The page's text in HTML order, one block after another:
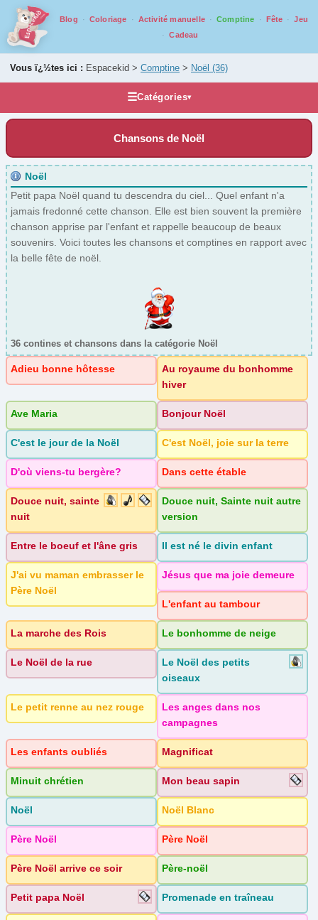
Blog Coloriage Activité manuelle Comptine Fête
Jeu
Cadeau
Vous ï¿½tes ici : Espacekid > Comptine > Noël (36)
☰Catégories▾
Les chansons
Autres(1)
Eau(19)
Famille(4)
Fete(1)
Métier(1)
Paysage(3)
Personnage(37)
Saison(22)
Transport
Chansons de Noël
Noël
Petit papa Noël quand tu descendra du ciel... Quel enfant n'a
jamais fredonné cette chanson. Elle est bien souvent la première
chanson apprise par l'enfant et rappelle beaucoup de beaux
souvenirs. Voici toutes les chansons et comptines en rapport avec
la belle fête de noël.
36 contines et chansons dans la catégorie Noël
Adieu bonne hôtesse
Au royaume du bonhomme
hiver
Ave Maria Bonjour Noël
C'est le jour de la Noël C'est Noël, joie sur la terre
D'où viens-tu bergère? Dans cette étable
Douce nuit, sainte
nuit
Douce nuit, Sainte nuit autre
version
Entre le boeuf et l'âne gris Il est né le divin enfant
J'ai vu maman embrasser le
Père Noël
Jésus que ma joie demeure
L'enfant au tambour
La marche des Rois Le bonhomme de neige
Le Noël de la rue
Le Noël des petits
oiseaux
Le petit renne au nez rouge
Les anges dans nos
campagnes
Les enfants oubliés Magnificat
Minuit chrétien Mon beau sapin
Noël Noël Blanc
Père Noël Père Noël
Père Noël arrive ce soir Père-noël
Petit papa Noël Promenade en traîneau